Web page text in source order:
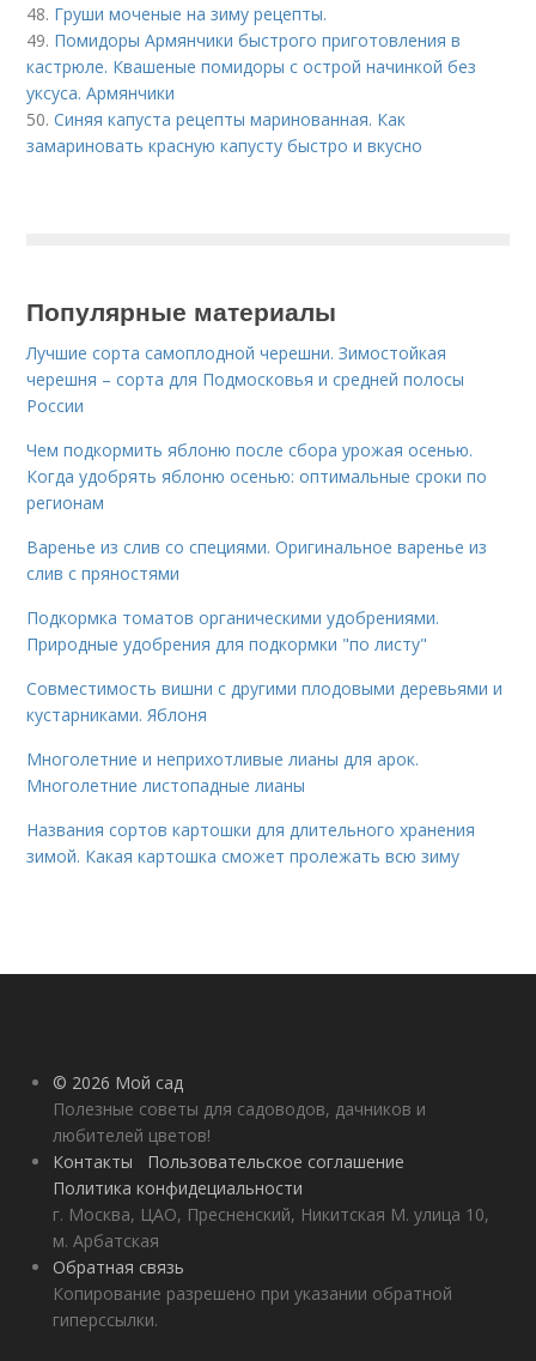
48. Груши моченые на зиму рецепты.
49. Помидоры Армянчики быстрого приготовления в
кастрюле. Квашеные помидоры с острой начинкой без
уксуса. Армянчики
50.Синяя капуста рецепты маринованная. Как
замариновать красную капусту быстро и вкусно
Популярные материалы
Лучшие сорта самоплодной черешни. Зимостойкая
черешня – сорта для Подмосковья и средней полосы
России
Чем подкормить яблоню после сбора урожая осенью.
Когда удобрять яблоню осенью: оптимальные сроки по
регионам
Варенье из слив со специями. Оригинальное варенье из
слив с пряностями
Подкормка томатов органическими удобрениями.
Природные удобрения для подкормки "по листу"
Совместимость вишни с другими плодовыми деревьями и
кустарниками. Яблоня
Многолетние и неприхотливые лианы для арок.
Многолетние листопадные лианы
Названия сортов картошки для длительного хранения
зимой. Какая картошка сможет пролежать всю зиму
© 2026 Мой сад
Полезные советы для садоводов, дачников и
любителей цветов!
Контакты
Пользовательское соглашение
Политика конфидециальности
г. Москва, ЦАО, Пресненский, Никитская М. улица 10,
м. Арбатская
Обратная связь
Копирование разрешено при указании обратной
гиперссылки.